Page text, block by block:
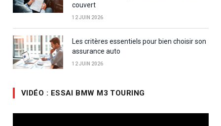
couvert
12 JUIN 2026
Les critères essentiels pour bien choisir son
assurance auto
12 JUIN 2026
VIDÉO : ESSAI BMW M3 TOURING